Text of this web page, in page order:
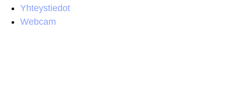
Yhteystiedot
Webcam